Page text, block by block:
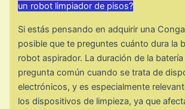
un robot limpiador de pisos?
Si estás pensando en adquirir una
posible que te preguntes cuánto dura la
robot aspirador. La duración de la batería
pregunta común cuando se trata de
electrónicos, y es especialmente
los dispositivos de limpieza, ya que